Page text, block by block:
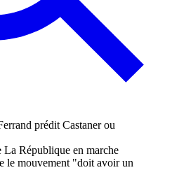
La République en marche
le mouvement "doit avoir un